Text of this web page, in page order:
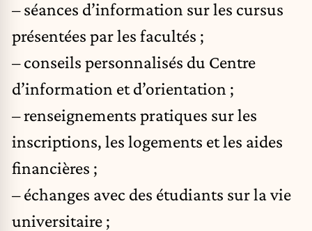
– séances d’information sur les cursus
présentées par les facultés ;
– conseils personnalisés du Centre
d’information et d’orientation ;
– renseignements pratiques sur les
inscriptions, les logements et les aides
financières ;
– échanges avec des étudiants sur la vie
universitaire ;